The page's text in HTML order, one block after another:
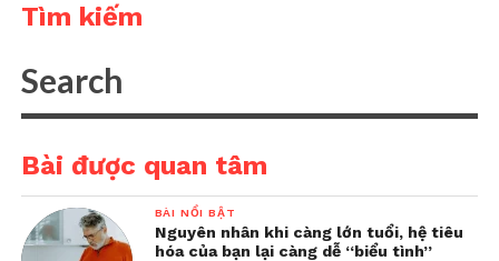
Tìm kiếm
Bài được quan tâm
BÀI NỔI BẬT
Nguyên nhân khi càng lớn tuổi, hệ tiêu
hóa của bạn lại càng dễ “biểu tình”